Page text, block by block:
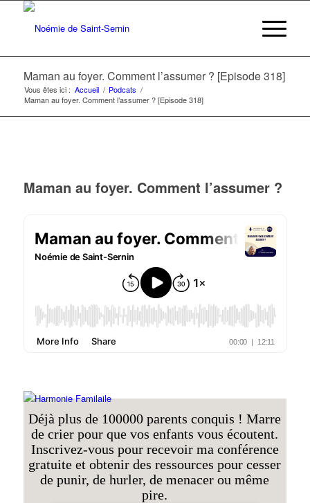
Maman au foyer. Comment l’assumer ? [Episode 318]
Vous êtes ici : Accueil / Podcats /
Maman au foyer. Comment l’assumer ? [Episode 318]
Maman au foyer. Comment l’assumer ?
Déjà plus de 100000 parents conquis ! Marre
de crier pour que vos enfants vous écoutent.
Inscrivez-vous pour recevoir ma conférence
gratuite et obtenir des ressources pour cesser
de punir, de hurler, de menacer ou même
pire.